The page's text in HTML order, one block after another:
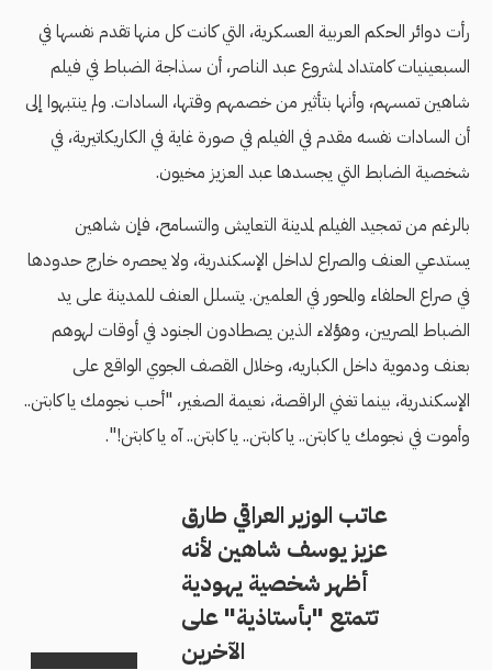
رأت دوائر الحكم العربية العسكرية، التي كانت كل منها تقدم نفسها في
السبعينيات كامتداد لمشروع عبد الناصر، أن سذاجة الضباط في فيلم
شاهين تمسهم، وأنها بتأثير من خصمهم وقتها، السادات. ولم ينتبهوا إلى
أن السادات نفسه مقدم في الفيلم في صورة غاية في الكاريكاتيرية، في
شخصية الضابط التي يجسدها عبد العزيز مخيون.
بالرغم من تمجيد الفيلم لمدينة التعايش والتسامح، فإن شاهين
يستدعي العنف والصراع لداخل الإسكندرية، ولا يحصره خارج حدودها
في صراع الحلفاء والمحور في العلمين. يتسلل العنف للمدينة على يد
الضباط المصريين، وهؤلاء الذين يصطادون الجنود في أوقات لهوهم
بعنف ودموية داخل الكباريه، وخلال القصف الجوي الواقع على
الإسكندرية، بينما تغني الراقصة، نعيمة الصغير، "أحب نجومك يا كابتن..
وأموت في نجومك يا كابتن.. يا كابتن.. يا كابتن.. آه يا كابتن!".
عاتب الوزير العراقي طارق
عزيز يوسف شاهين لأنه
أظهر شخصية يهودية
تتمتع "بأستاذية" على
الآخرين